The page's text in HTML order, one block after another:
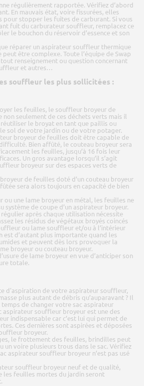
régulièrement rapportée. Vérifiez d’abord
En mauvais état, voire fissurées, elles
pour stopper les fuites de carburant. Si vous
fuit du carburateur souffleur, remplacez ce
le bouchon du réservoir d’essence et son
réparer un aspirateur souffleur thermique
être complexe. Toute l’équipe de Swap
renseignement ou question concernant
et autres…
souffleur les plus sollicitées :
les feuilles, le souffleur broyeur de
seulement de ces déchets verts mais il
le broyat en tant que paillis ou
sol de votre jardin ou de votre potager.
broyeur de feuilles doit être capable de
Bien affûté, le couteau broyeur sera
les feuilles, jusqu’à 16 fois leur
Un gros avantage lorsqu’il s’agit
broyeur sur des espaces verts de
de feuilles doté d’un couteau broyeur
sera alors toujours en capacité de bien
ou une lame broyeur en métal, les feuilles ne
système de coupe d’un aspirateur broyeur.
après chaque utilisation nécessite
les résidus de végétaux broyés coincés
ou lame souffleur et/ou à l’intérieur
est d’autant plus importante quand les
et peuvent dès lors provoquer la
broyeur ou couteau broyeur.
de lame broyeur en vue d’anticiper son
totale.
d'aspiration de votre aspirateur souffleur,
plus autant de débris qu’auparavant ? Il
de changer votre sac aspirateur
aspirateur souffleur broyeur est une des
indispensable car c’est lui qui permet de
Ces dernières sont aspirées et déposées
broyeur.
le frottement des feuilles, brindilles peut
un voire plusieurs trous dans le sac. Vérifiez
aspirateur souffleur broyeur n’est pas usé
souffleur broyeur neuf et de qualité,
les feuilles mortes du jardin seront